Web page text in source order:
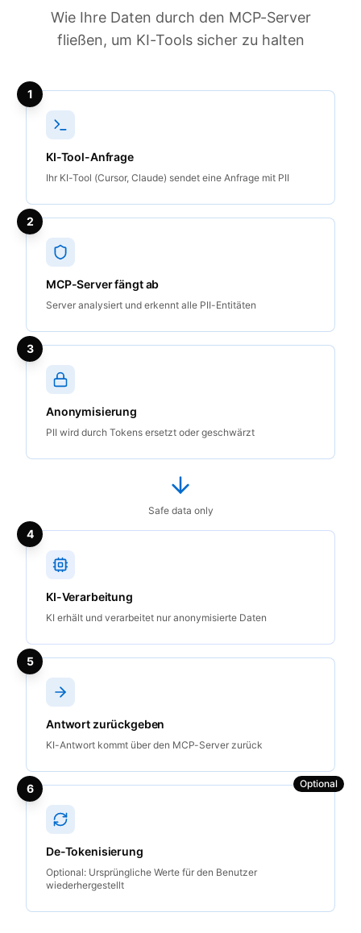
Wie Ihre Daten durch den MCP-Server
fließen, um KI-Tools sicher zu halten
1
KI-Tool-Anfrage
Ihr KI-Tool (Cursor, Claude) sendet eine Anfrage mit PII
2
MCP-Server fängt ab
Server analysiert und erkennt alle PII-Entitäten
3
Anonymisierung
PII wird durch Tokens ersetzt oder geschwärzt
Safe data only
4
KI-Verarbeitung
KI erhält und verarbeitet nur anonymisierte Daten
5
Antwort zurückgeben
KI-Antwort kommt über den MCP-Server zurück
6 Optional
De-Tokenisierung
Optional: Ursprüngliche Werte für den Benutzer
wiederhergestellt